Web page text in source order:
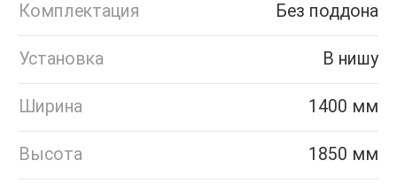
Комплектация Без поддона
Установка В нишу
Ширина 1400 мм
Высота 1850 мм